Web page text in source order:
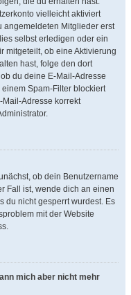
vielleicht aktiviert
angemeldeten Mitglieder erst
selbst erledigen oder ein
mitgeteilt, ob eine Aktivierung
hast, folge den dort
du deine E-Mail-Adresse
Spam-Filter blockiert
Adresse korrekt
ob dein Benutzername
Fall ist, wende dich an einen
du nicht gesperrt wurdest. Es
mit der Website
mich aber nicht mehr